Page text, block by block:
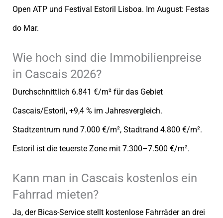
Open ATP und Festival Estoril Lisboa. Im August: Festas
do Mar.
Wie hoch sind die Immobilienpreise
in Cascais 2026?
Durchschnittlich 6.841 €/m² für das Gebiet
Cascais/Estoril, +9,4 % im Jahresvergleich.
Stadtzentrum rund 7.000 €/m², Stadtrand 4.800 €/m².
Estoril ist die teuerste Zone mit 7.300–7.500 €/m².
Kann man in Cascais kostenlos ein
Fahrrad mieten?
Ja, der Bicas-Service stellt kostenlose Fahrräder an drei